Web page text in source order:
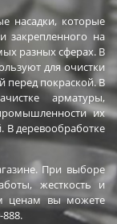
насадки, которые
закрепленного на
разных сферах. В
для очистки
перед покраской. В
арматуры,
их
В деревообработке
При выборе
жесткость и
ценам вы можете